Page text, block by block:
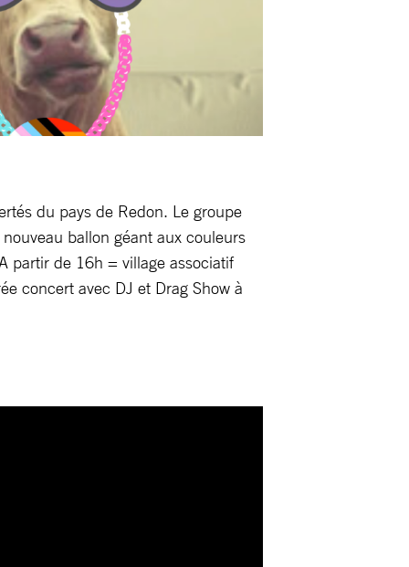
du pays de Redon. Le groupe
ballon géant aux couleurs
partir de 16h = village associatif
concert avec DJ et Drag Show à